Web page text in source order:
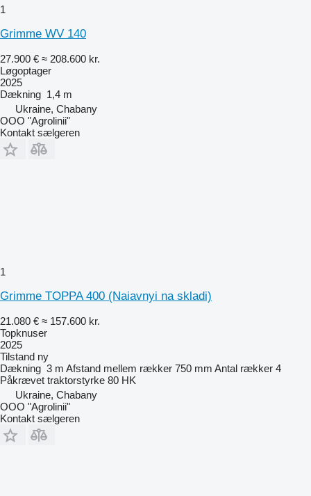
1
Grimme WV 140
27.900 € ≈ 208.600 kr.
Løgoptager
2025
Dækning 1,4 m
Ukraine, Chabany
OOO "Agrolinii"
Kontakt sælgeren
1
Grimme TOPPA 400 (Naiavnyi na skladi)
21.080 € ≈ 157.600 kr.
Topknuser
2025
Tilstand ny
Dækning 3 m Afstand mellem rækker 750 mm Antal rækker 4
Påkrævet traktorstyrke 80 HK
Ukraine, Chabany
OOO "Agrolinii"
Kontakt sælgeren